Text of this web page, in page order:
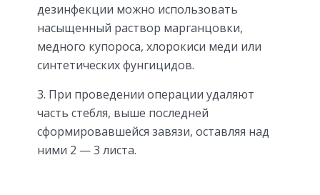
дезинфекции можно использовать
насыщенный раствор марганцовки,
медного купороса, хлорокиси меди или
синтетических фунгицидов.
3. При проведении операции удаляют
часть стебля, выше последней
сформировавшейся завязи, оставляя над
ними 2 — 3 листа.